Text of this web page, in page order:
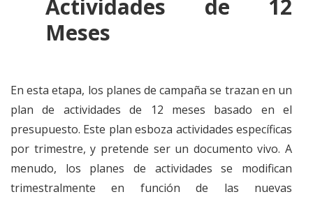
Actividades de 12
Meses
En esta etapa, los planes de campaña se trazan en un
plan de actividades de 12 meses basado en el
presupuesto. Este plan esboza actividades específicas
por trimestre, y pretende ser un documento vivo. A
menudo, los planes de actividades se modifican
trimestralmente en función de las nuevas